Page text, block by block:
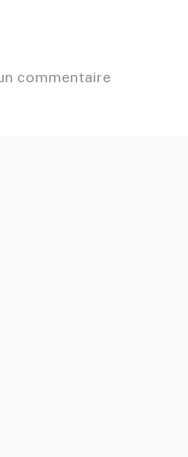
commentaire